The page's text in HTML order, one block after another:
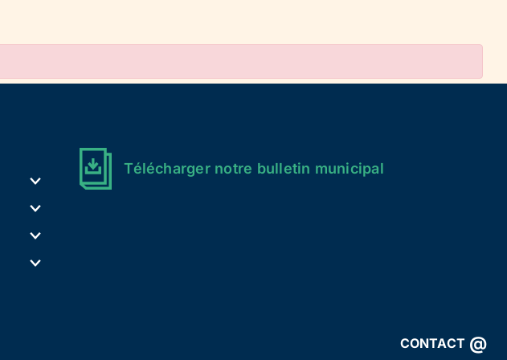
CONTACT @
Télécharger notre bulletin municipal